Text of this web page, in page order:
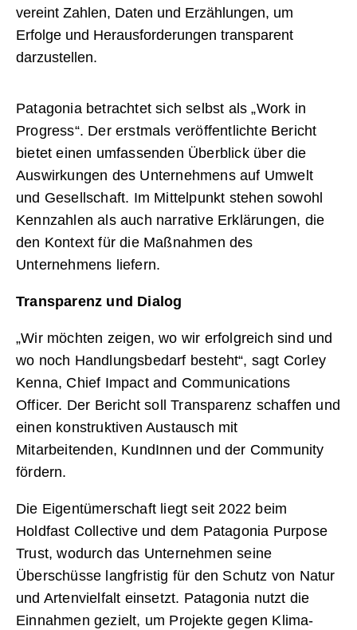
vereint Zahlen, Daten und Erzählungen, um
Erfolge und Herausforderungen transparent
darzustellen.
Patagonia betrachtet sich selbst als „Work in
Progress“. Der erstmals veröffentlichte Bericht
bietet einen umfassenden Überblick über die
Auswirkungen des Unternehmens auf Umwelt
und Gesellschaft. Im Mittelpunkt stehen sowohl
Kennzahlen als auch narrative Erklärungen, die
den Kontext für die Maßnahmen des
Unternehmens liefern.
Transparenz und Dialog
„Wir möchten zeigen, wo wir erfolgreich sind und
wo noch Handlungsbedarf besteht“, sagt Corley
Kenna, Chief Impact and Communications
Officer. Der Bericht soll Transparenz schaffen und
einen konstruktiven Austausch mit
Mitarbeitenden, KundInnen und der Community
fördern.
Die Eigentümerschaft liegt seit 2022 beim
Holdfast Collective und dem Patagonia Purpose
Trust, wodurch das Unternehmen seine
Überschüsse langfristig für den Schutz von Natur
und Artenvielfalt einsetzt. Patagonia nutzt die
Einnahmen gezielt, um Projekte gegen Klima-